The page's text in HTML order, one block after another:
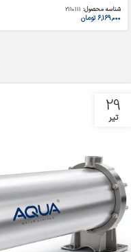
شناسه محصول: 2110111
۶,۱۶۹,۰۰۰ تومان
29
تیر